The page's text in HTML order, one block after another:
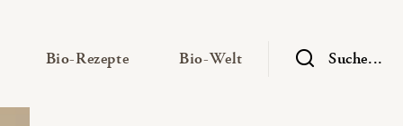
Untermenü ausklappen
Bio-Rezepte— Untermenü ausklappen
Bio-Welt — UntermenüSuche...